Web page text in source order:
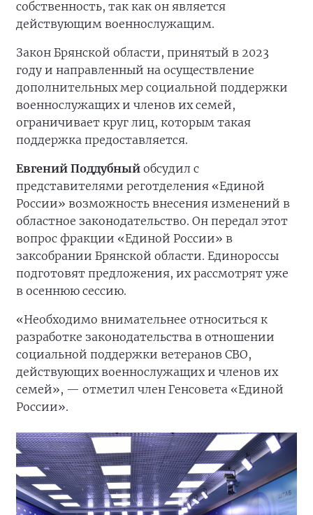
собственность, так как он является
действующим военнослужащим.
Закон Брянской области, принятый в 2023
году и направленный на осуществление
дополнительных мер социальной поддержки
военнослужащих и членов их семей,
ограничивает круг лиц, которым такая
поддержка предоставляется.
Евгений Поддубный обсудил с
представителями реготделения «Единой
России» возможность внесения изменений в
областное законодательство. Он передал этот
вопрос фракции «Единой России» в
заксобрании Брянской области. Единороссы
подготовят предложения, их рассмотрят уже
в осеннюю сессию.
«Необходимо внимательнее относиться к
разработке законодательства в отношении
социальной поддержки ветеранов СВО,
действующих военнослужащих и членов их
семей», — отметил член Генсовета «Единой
России».